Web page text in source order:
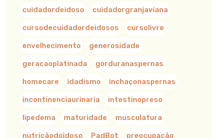
cuidadordeidoso cuidadorgranjaviana
cursodecuidadordeidosos cursolivre
envelhecimento generosidade
geracaoplatinada gorduranaspernas
homecare idadismo inchaçonaspernas
incontinenciaurinaria intestinopreso
lipedema maturidade musculatura
nutriçãodoidoso PadBot preocupação